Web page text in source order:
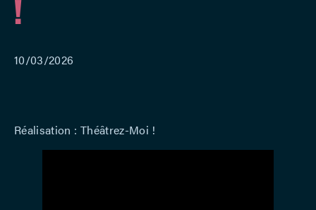
!
10/03/2026
Réalisation : Théâtrez-Moi !